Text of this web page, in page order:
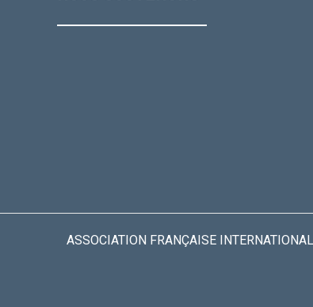
ASSOCIATION FRANÇAISE